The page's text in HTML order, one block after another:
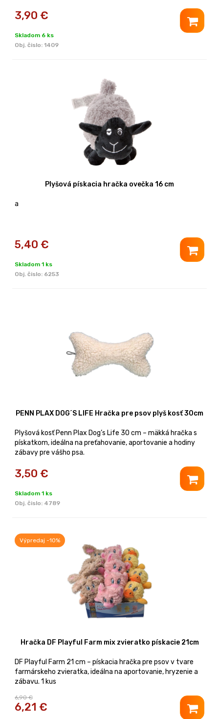
3,90 €
Skladom 6 ks
Obj. čislo: 1409
Plyšová pískacia hračka ovečka 16 cm
a
5,40 €
Skladom 1 ks
Obj. čislo: 6253
PENN PLAX DOG´S LIFE Hračka pre psov plyš kosť 30cm
Plyšová kosť Penn Plax Dog’s Life 30 cm – mäkká hračka s
pískatkom, ideálna na preťahovanie, aportovanie a hodiny
zábavy pre vášho psa.
3,50 €
Skladom 1 ks
Obj. čislo: 4789
Výpredaj -10%
Hračka DF Playful Farm mix zvieratko pískacie 21cm
DF Playful Farm 21 cm – pískacia hračka pre psov v tvare
farmárskeho zvieratka, ideálna na aportovanie, hryzenie a
zábavu. 1 kus
6,90 €
6,21 €